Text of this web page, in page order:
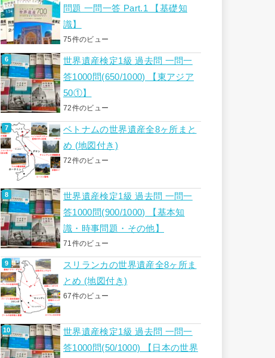
問題 一問一答 Part.1 【基礎知
識】
75件のビュー
世界遺産検定1級 過去問 一問一
答1000問(650/1000) 【東アジア
50①】
72件のビュー
ベトナムの世界遺産全8ヶ所まと
め (地図付き)
72件のビュー
世界遺産検定1級 過去問 一問一
答1000問(900/1000) 【基本知
識・時事問題・その他】
71件のビュー
スリランカの世界遺産全8ヶ所ま
とめ (地図付き)
67件のビュー
世界遺産検定1級 過去問 一問一
答1000問(50/1000) 【日本の世界